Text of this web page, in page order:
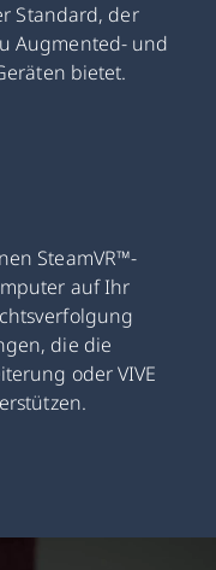
Standard, der
Augmented- und
bietet.
SteamVR™-
auf Ihr
die die
oder VIVE